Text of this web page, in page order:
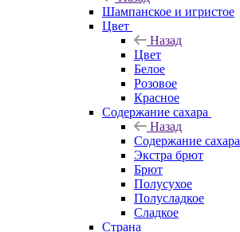
Шампанское и игристое
Цвет
Назад
Цвет
Белое
Розовое
Красное
Содержание сахара
Назад
Содержание сахара
Экстра брют
Брют
Полусухое
Полусладкое
Сладкое
Страна